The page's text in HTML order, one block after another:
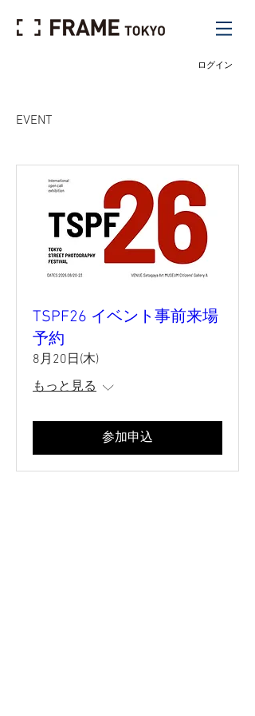
ログイン
EVENT
TSPF26 イベント事前来場
予約
8月20日(木)
もっと見る
参加申込